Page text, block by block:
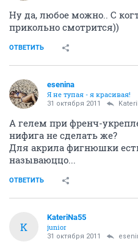
Ну да, любое можно.. С
прикольно смотрится))
ОТВЕТИТЬ
esenina
Я не тупая - я красивая!
31 октября 2011
А гелем при френч-
нифига не сделать же?
Для акрила фигнюшки
называюццо...
ОТВЕТИТЬ
K
KateriNa55
junior
31 октября 2011